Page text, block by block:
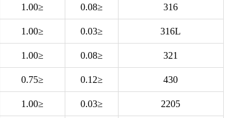
316
≤0.08
≤1.00
316L
≤0.03
≤1.00
321
≤0.08
≤1.00
430
≤0.12
≤0.75
2205
≤0.03
≤1.00